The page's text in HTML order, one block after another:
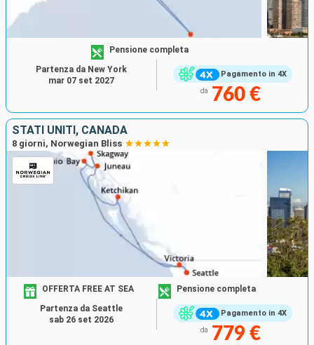
Pagamento in 4X
Pensione completa
da 760 €
Partenza da New York
mar 07 set 2027
STATI UNITI, CANADA
8 giorni, Norwegian Bliss
Pagamento in 4X
OFFERTA FREE AT SEA Pensione completa
da 779 €
Partenza da Seattle
sab 26 set 2026